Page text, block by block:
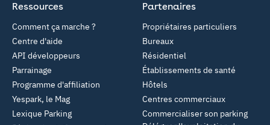
Partenaires
Propriétaires particuliers
Bureaux
Résidentiel
Établissements de santé
Hôtels
Centres commerciaux
Commercialiser son parking
Ressources
Comment ça marche ?
Centre d'aide
API développeurs
Parrainage
Programme d'affiliation
Yespark, le Mag
Lexique Parking